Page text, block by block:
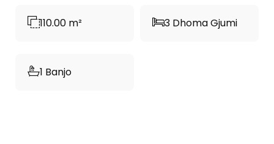
110.00 m² 3 Dhoma Gjumi
1 Banjo